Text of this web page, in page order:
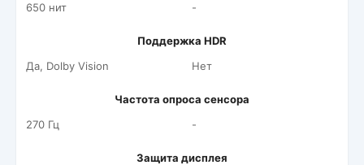
650 нит
-
Поддержка HDR
Да, Dolby Vision
Нет
Частота опроса сенсора
270 Гц
-
Защита дисплея